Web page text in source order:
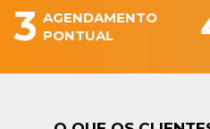
3 AGENDAMENTO
PONTUAL